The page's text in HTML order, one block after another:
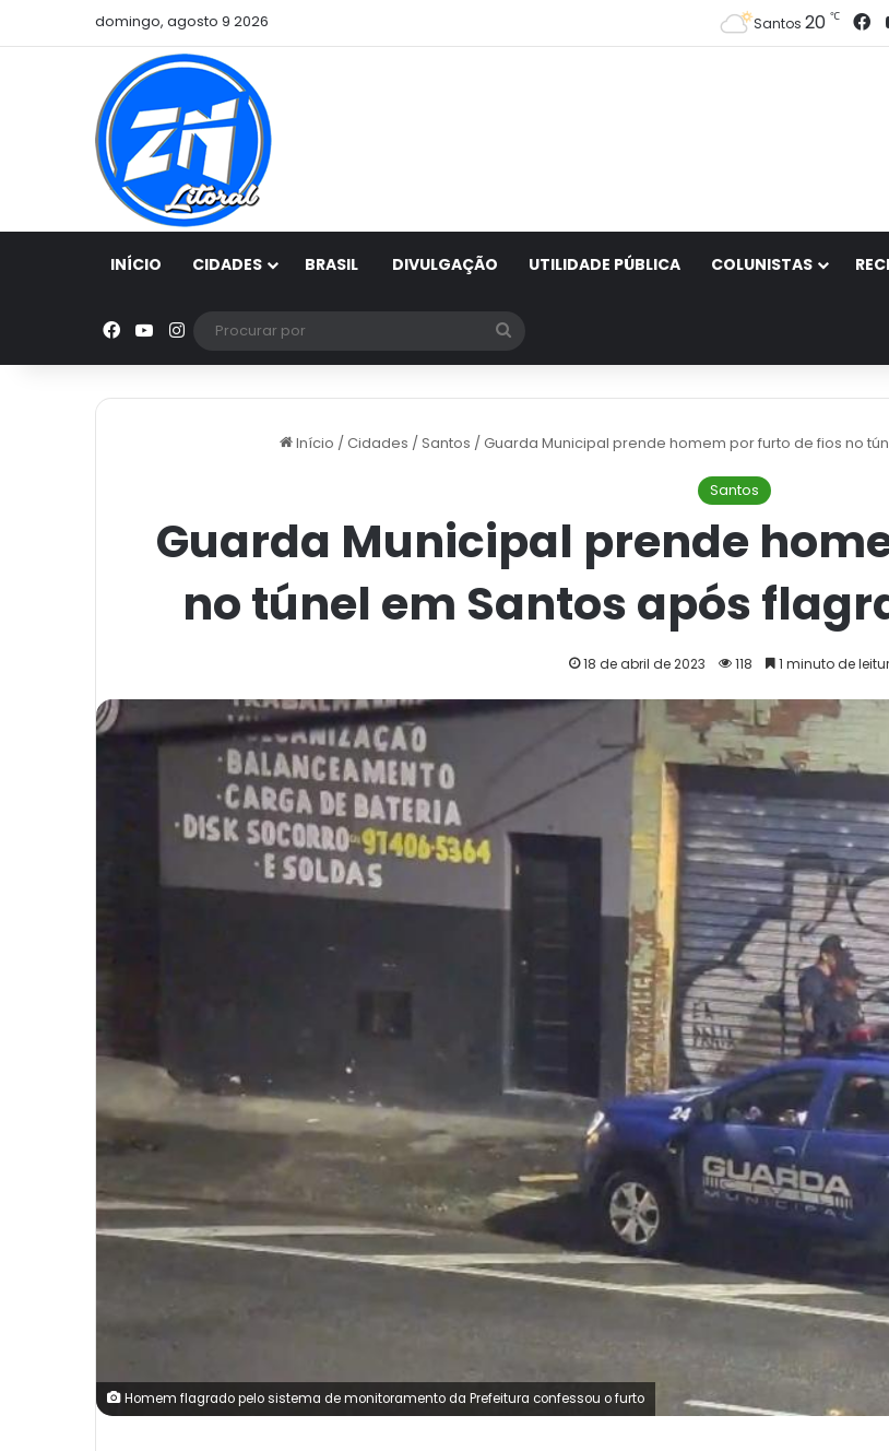
domingo, agosto 9 2026 Santos 20 ℃
INÍCIO CIDADES BRASIL DIVULGAÇÃO UTILIDADE PÚBLICA COLUNISTAS
Facebook
YouTube
Instagram
por
Início /Cidades /Santos /Guarda Municipal prende homem por furto de fios no
Santos
Guarda Municipal prende
no túnel em Santos após
18 de abril de 2023 118 1 minuto de
Homem flagrado pelo sistema de monitoramento da Prefeitura confessou o furto